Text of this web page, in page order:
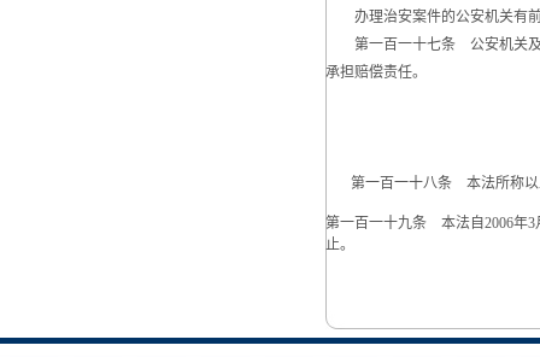
办理治安案件的公安机关有前
第一百一十七条 公安机关及
承担赔偿责任。
第一百一十八条 本法所称以
第一百一十九条 本法自2006年3
止。